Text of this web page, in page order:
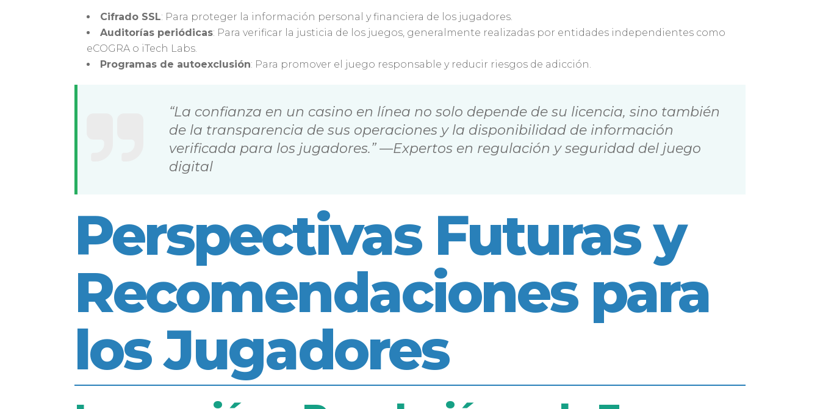
Cifrado SSL: Para proteger la información personal y financiera de los jugadores.
Auditorías periódicas: Para verificar la justicia de los juegos, generalmente realizadas por entidades independientes como
eCOGRA o iTech Labs.
Programas de autoexclusión: Para promover el juego responsable y reducir riesgos de adicción.
“La confianza en un casino en línea no solo depende de su licencia, sino también
de la transparencia de sus operaciones y la disponibilidad de información
verificada para los jugadores.” —Expertos en regulación y seguridad del juego
digital
Perspectivas Futuras y
Recomendaciones para
los Jugadores